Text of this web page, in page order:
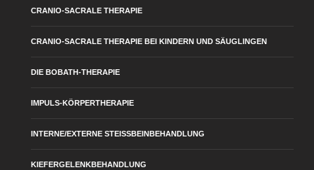
CRANIO-SACRALE THERAPIE
CRANIO-SACRALE THERAPIE BEI KINDERN UND SÄUGLINGEN
DIE BOBATH-THERAPIE
IMPULS-KÖRPERTHERAPIE
INTERNE/EXTERNE STEISSBEINBEHANDLUNG
KIEFERGELENKBEHANDLUNG